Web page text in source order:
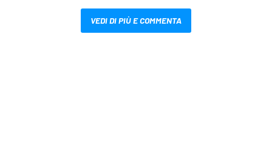
VEDI DI PIÙ E COMMENTA